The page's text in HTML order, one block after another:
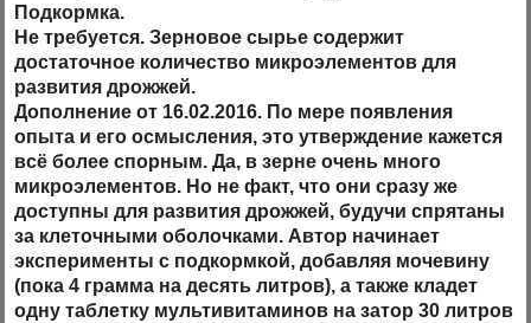
Подкормка.
Не требуется. Зерновое сырье содержит
достаточное количество микроэлементов для
развития дрожжей.
Дополнение от 16.02.2016. По мере появления
опыта и его осмысления, это утверждение кажется
всё более спорным. Да, в зерне очень много
микроэлементов. Но не факт, что они сразу же
доступны для развития дрожжей, будучи спрятаны
за клеточными оболочками. Автор начинает
эксперименты с подкормкой, добавляя мочевину
(пока 4 грамма на десять литров), а также кладет
одну таблетку мультивитаминов на затор 30 литров